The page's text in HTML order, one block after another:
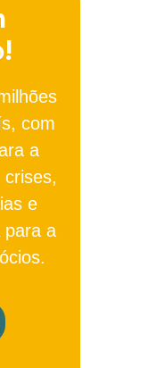
com
a
e
para a